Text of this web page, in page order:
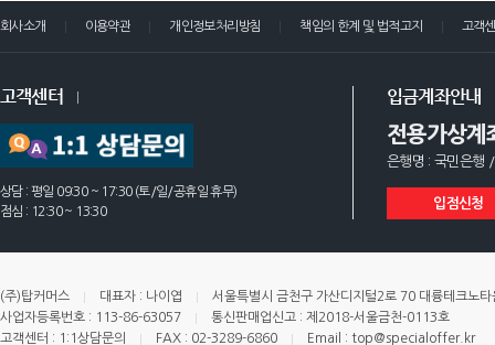
회사소개 이용약관 개인정보처리방침 책임의 한계 및 법적고지 고객
고객센터
상담 : 평일 09:30 ~ 17:30 (토/일/공휴일 휴무)
점심 : 12:30 ~ 13:30
입금계좌안내
전용가상계
은행명 : 국민은행
입점신청
(주)탑커머스 대표자 : 나이엽
서울특별시 금천구 가산디지털2로 70 대륭테크노
사업자등록번호 : 113-86-63057
통신판매업신고 : 제2018-서울금천-0113호
고객센터 : 1:1상담문의
FAX : 02-3289-6860
Email : top@specialoffer.kr